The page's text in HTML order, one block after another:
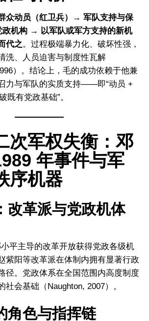
众动员（红卫兵）→ 军队支持与保
机构 → 以军队或军方支持的新机
代之。过程极端暴力化、破坏性强，
洗、人员迫害与制度性瓦解
）。结论上，毛的成功依赖于他兼
力与军队的实质支持——即“动员 +
既有党政基础”。
次军权失衡：邓
年事件与军
序机器
改革派与党政机体
平主导的改革开放获得党政各级机
紫阳等改革派在体制内拥有显著行政
径。党政体系在全国范围内高度制度
社会基础（Naughton, 2007）。
角色与指挥链